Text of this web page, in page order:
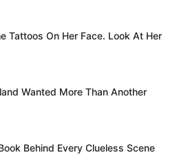
Tattoos On Her Face. Look At Her
Wanted More Than Another
Behind Every Clueless Scene